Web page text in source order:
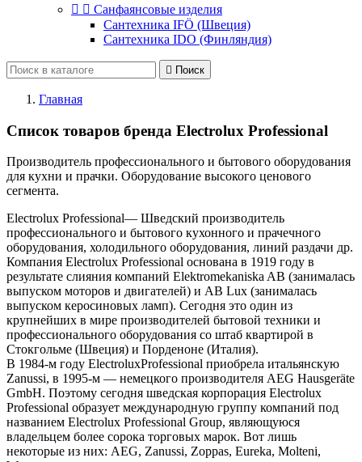
  Санфаянсовые изделия
Сантехника IFÖ (Швеция)
Сантехника IDO (Финляндия)
 Поиск
Главная
Список товаров бренда Electrolux Professional
Производитель профессионального и бытового оборудования
для кухни и прачки. Оборудование высокого ценового
сегмента.
Electrolux Professional— Шведский производитель
профессионального и бытового кухонного и прачечного
оборудования, холодильного оборудования, линий раздачи др.
Компания Electrolux Professional основана в 1919 году в
результате слияния компаний Elektromekaniska AB (занималась
выпуском моторов и двигателей) и AB Lux (занималась
выпуском керосиновых ламп). Сегодня это один из
крупнейших в мире производителей бытовой техники и
профессионального оборудования со штаб квартирой в
Стокгольме (Швеция) и Порденоне (Италия).
В 1984-м году ElectroluxProfessional приобрела итальянскую
Zanussi, в 1995-м — немецкого производителя AEG Hausgeräte
GmbH. Поэтому сегодня шведская корпорация Electrolux
Professional образует международную группу компаний под
названием Electrolux Professional Group, являющуюся
владельцем более сорока торговых марок. Вот лишь
некоторые из них: AEG, Zanussi, Zoppas, Eureka, Molteni,